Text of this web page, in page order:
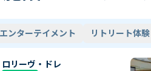
ンターテイメント リトリート体験
ロリーヴ・ドレ